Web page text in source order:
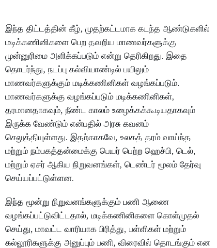
இந்த திட்டத்தின் கீழ், முதற்கட்டமாக கடந்த ஆண்டுகளில்
மடிக்கணினிகளை பெற தவறிய மாணவர்களுக்கு
முன்னுரிமை அளிக்கப்படும் என்று தெரிகிறது. இதை
தொடர்ந்து, நடப்பு கல்வியாண்டில் பயிலும்
மாணவர்களுக்கும் மடிக்கணினிகள் வழங்கப்படும்.
மாணவர்களுக்கு வழங்கப்படும் மடிக்கணினிகள்,
தரமானதாகவும், நீண்ட காலம் உழைக்கக்கூடியதாகவும்
இருக்க வேண்டும் என்பதில் அரசு கவனம்
செலுத்தியுள்ளது. இதற்காகவே, உலகத் தரம் வாய்ந்த
மற்றும் நம்பகத்தன்மைக்கு பெயர் பெற்ற ஹெச்பி, டெல்,
மற்றும் ஏசர் ஆகிய நிறுவனங்கள், டெண்டர் மூலம் தேர்வு
செய்யப்பட்டுள்ளன.
இந்த மூன்று நிறுவனங்களுக்கும் பணி ஆணை
வழங்கப்பட்டுவிட்டதால், மடிக்கணினிகளை கொள்முதல்
செய்து, மாவட்ட வாரியாக பிரித்து, பள்ளிகள் மற்றும்
கல்லூரிகளுக்கு அனுப்பும் பணி, விரைவில் தொடங்கும் என